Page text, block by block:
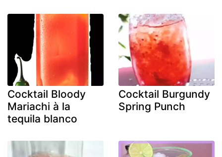
Cocktail Bloody
Mariachi à la
tequila blanco
Cocktail Burgundy
Spring Punch